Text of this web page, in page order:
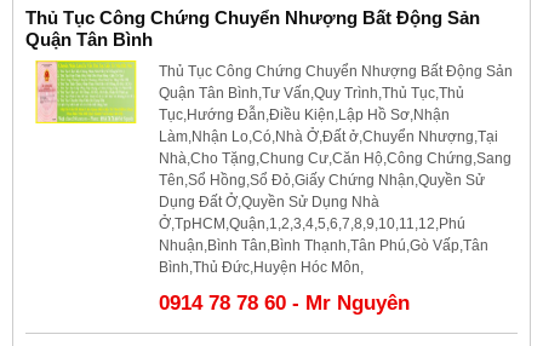
Thủ Tục Công Chứng Chuyển Nhượng Bất Động Sản
Quận Tân Bình
Thủ Tục Công Chứng Chuyển Nhượng Bất Động Sản
Quận Tân Bình,Tư Vấn,Quy Trình,Thủ Tục,Thủ
Tục,Hướng Đẫn,Điều Kiện,Lập Hồ Sơ,Nhận
Làm,Nhận Lo,Có,Nhà Ở,Đất ở,Chuyển Nhượng,Tại
Nhà,Cho Tặng,Chung Cư,Căn Hộ,Công Chứng,Sang
Tên,Sổ Hồng,Sổ Đỏ,Giấy Chứng Nhận,Quyền Sử
Dụng Đất Ở,Quyền Sử Dụng Nhà
Ở,TpHCM,Quận,1,2,3,4,5,6,7,8,9,10,11,12,Phú
Nhuận,Bình Tân,Bình Thạnh,Tân Phú,Gò Vấp,Tân
Bình,Thủ Đức,Huyện Hóc Môn,
0914 78 78 60 - Mr Nguyên